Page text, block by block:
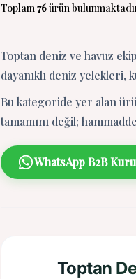
Toplam 76ürün
Toptan deniz ve havuz
dayanıklı deniz yelekleri,
Bu kategoride yer alan
tamamını değil;
WhatsApp B2B
Toptan